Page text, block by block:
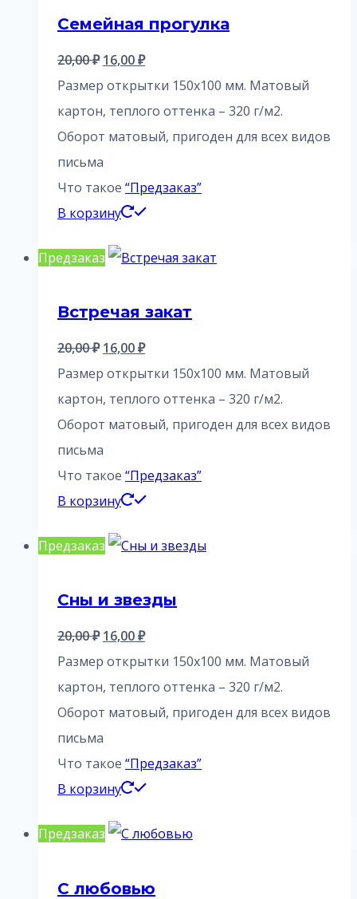
Семейная прогулка
20,00₽ Первоначальная
цена
составляла
20,00 ₽.
16,00₽Текущая
цена:
16,00 ₽.
Размер открытки 150х100 мм. Матовый
картон, теплого оттенка – 320 г/м2.
Оборот матовый, пригоден для всех видов
письма
Что такое “Предзаказ”
В корзину
Предзаказ
Встречая закат
20,00₽ Первоначальная
цена
составляла
20,00 ₽.
16,00₽Текущая
цена:
16,00 ₽.
Размер открытки 150х100 мм. Матовый
картон, теплого оттенка – 320 г/м2.
Оборот матовый, пригоден для всех видов
письма
Что такое “Предзаказ”
В корзину
Предзаказ
Сны и звезды
20,00₽ Первоначальная
цена
составляла
20,00 ₽.
16,00₽Текущая
цена:
16,00 ₽.
Размер открытки 150х100 мм. Матовый
картон, теплого оттенка – 320 г/м2.
Оборот матовый, пригоден для всех видов
письма
Что такое “Предзаказ”
В корзину
Предзаказ
С любовью